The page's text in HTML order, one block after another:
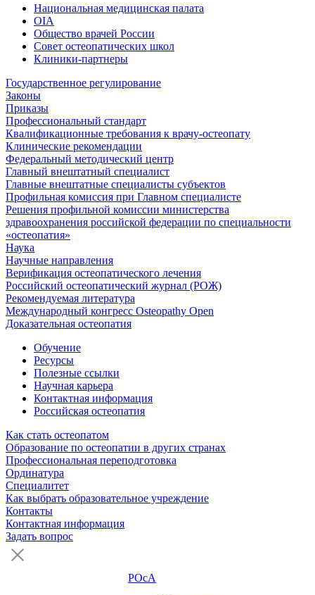
Национальная медицинская палата
OIA
Общество врачей России
Совет остеопатических школ
Клиники-партнеры
Государственное регулирование
Законы
Приказы
Профессиональный стандарт
Квалификационные требования к врачу-остеопату
Клинические рекомендации
Федеральный методический центр
Главный внештатный специалист
Главные внештатные специалисты субъектов
Профильная комиссия при Главном специалисте
Решения профильной комиссии министерства
здравоохранения российской федерации по специальности
«остеопатия»
Наука
Научные направления
Верификация остеопатического лечения
Российский остеопатический журнал (РОЖ)
Рекомендуемая литература
Международный конгресс Osteopathy Open
Доказательная остеопатия
Обучение
Ресурсы
Полезные ссылки
Научная карьера
Контактная информация
Российская остеопатия
Как стать остеопатом
Образование по остеопатии в других странах
Профессиональная переподготовка
Ординатура
Специалитет
Как выбрать образовательное учреждение
Контакты
Контактная информация
Задать вопрос
РОсА